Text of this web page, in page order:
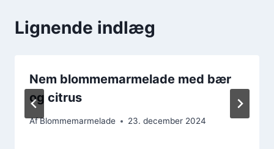
Lignende indlæg
Nem blommemarmelade med bær
og citrus
AfBlommemarmelade 23. december 2024